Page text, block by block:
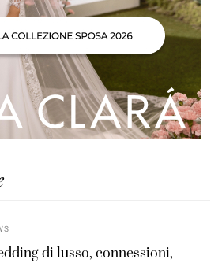
di lusso, connessioni,